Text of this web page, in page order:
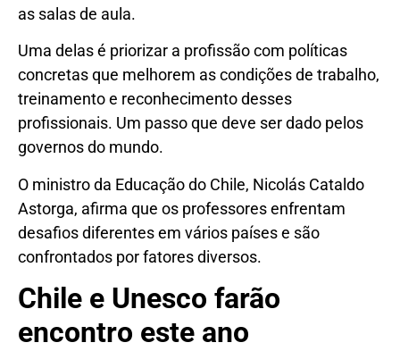
as salas de aula.
Uma delas é priorizar a profissão com políticas
concretas que melhorem as condições de trabalho,
treinamento e reconhecimento desses
profissionais. Um passo que deve ser dado pelos
governos do mundo.
O ministro da Educação do Chile, Nicolás Cataldo
Astorga, afirma que os professores enfrentam
desafios diferentes em vários países e são
confrontados por fatores diversos.
Chile e Unesco farão
encontro este ano